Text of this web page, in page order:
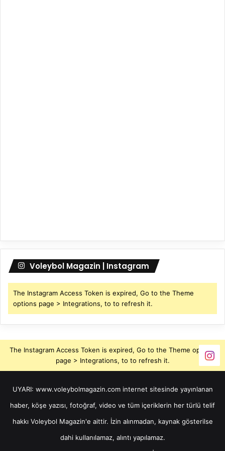
Voleybol Magazin | Instagram
The Instagram Access Token is expired, Go to the Theme
options page > Integrations, to to refresh it.
The Instagram Access Token is expired, Go to the Theme options
page > Integrations, to to refresh it.
UYARI: www.voleybolmagazin.com internet sitesinde yayınlanan
haber, köşe yazısı, fotoğraf, video ve tüm içeriklerin her türlü telif
hakkı Voleybol Magazin'e aittir. İzin alınmadan, kaynak gösterilse
dahi kullanılamaz, alıntı yapılamaz.